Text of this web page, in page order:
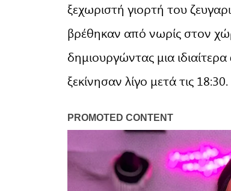
ξεχωριστή γιορτή του
βρέθηκαν από νωρίς στον
δημιουργώντας μια
ξεκίνησαν λίγο μετά τις 18:30.